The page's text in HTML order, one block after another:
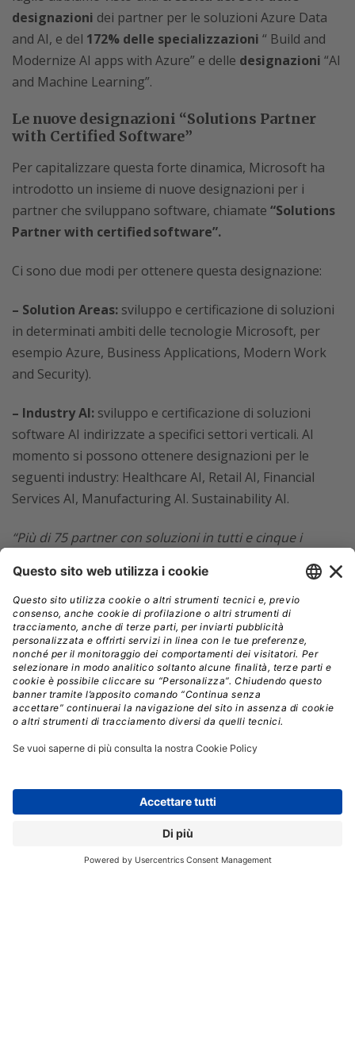
designazioni dei partner per le soluzioni Azure Data
and AI, e del 172% delle specializzazioni “ Build and
Modernize AI apps with Azure” e delle designazioni “AI
and Machine Learning”.
Le nuove designazioni “Solutions Partner
with Certified Software”
Per capitalizzare questa forte dinamica, Microsoft ha
introdotto un insieme di nuove designazioni per i
partner che sviluppano software, chiamate “Solutions
Partner with certified software”.
Ci sono due modi per ottenere questa designazione:
– Solution Areas: sviluppo e certificazione di soluzioni
in determinati ambiti delle tecnologie Microsoft, per
esempio Azure, Business Applications, Modern Work
and Security).
– Industry AI: sviluppo e certificazione di soluzioni
software AI indirizzate a specifici settori verticali. Al
momento si possono ottenere designazioni per le
seguenti industry: Healthcare AI, Retail AI, Financial
Services AI, Manufacturing AI. Sustainability AI.
“Più di 75 partner con soluzioni in tutti e cinque i
partecipato all’anteprima pubblica di questa nuova
designazione.Attualmente sono 49 le soluzioni
certificate, mentre altre 27 sono in corso”,scrive
Dezen.